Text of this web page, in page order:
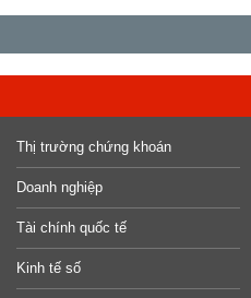
Thị trường chứng khoán
Doanh nghiệp
Tài chính quốc tế
Kinh tế số